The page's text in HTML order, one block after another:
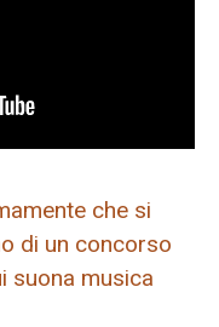
che si
di un concorso
suona musica